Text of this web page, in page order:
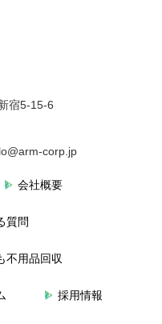
宿5-15-6
corp.jp
会社概要
質問
不用品回収
採用情報